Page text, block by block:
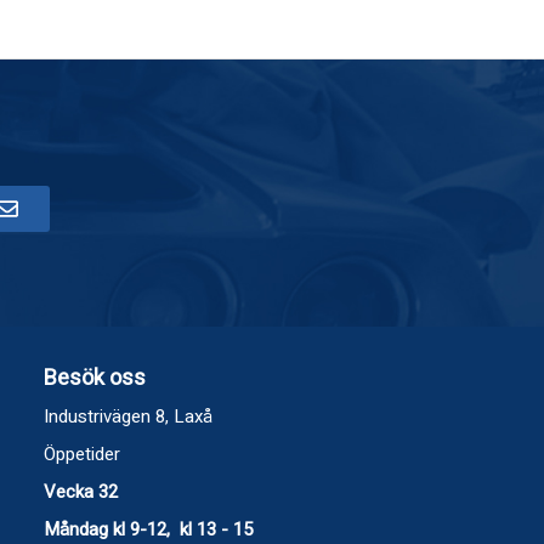
Besök oss
Industrivägen 8, Laxå
Öppetider
Vecka 32
Måndag kl 9-12, kl 13 - 15